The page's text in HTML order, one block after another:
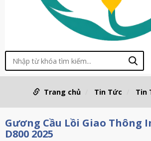
Trang chủ Tin Tức Tin
Gương Cầu Lồi Giao Thông
D800 2025